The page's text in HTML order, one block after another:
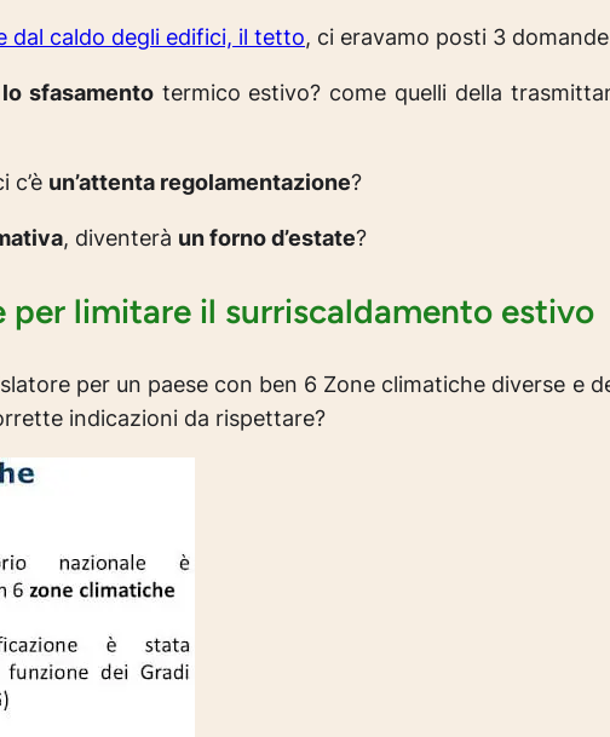
dal caldo degli edifici, il tetto, ci eravamo posti 3
sfasamentotermico estivo? come quelli della
c’è un’attenta regolamentazione?
, diventerà un forno d’estate?
per limitare il surriscaldamento estivo
per un paese con ben 6 Zone climatiche diverse e
indicazioni da rispettare?